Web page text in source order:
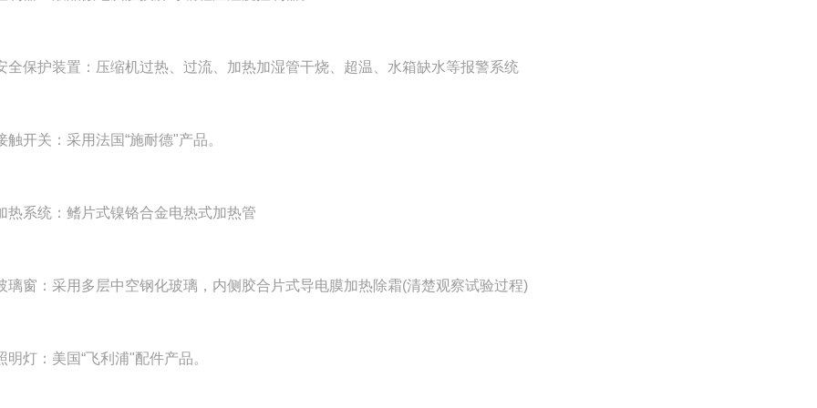
护装置：压缩机过热、过流、加热加湿管干烧、超温、水箱缺水等报警系统
关：采用法国“施耐德"产品。
系统：鳍片式镍铬合金电热式加热管
：采用多层中空钢化玻璃，内侧胶合片式导电膜加热除霜(清楚观察试验过程)
：美国“飞利浦"配件产品。